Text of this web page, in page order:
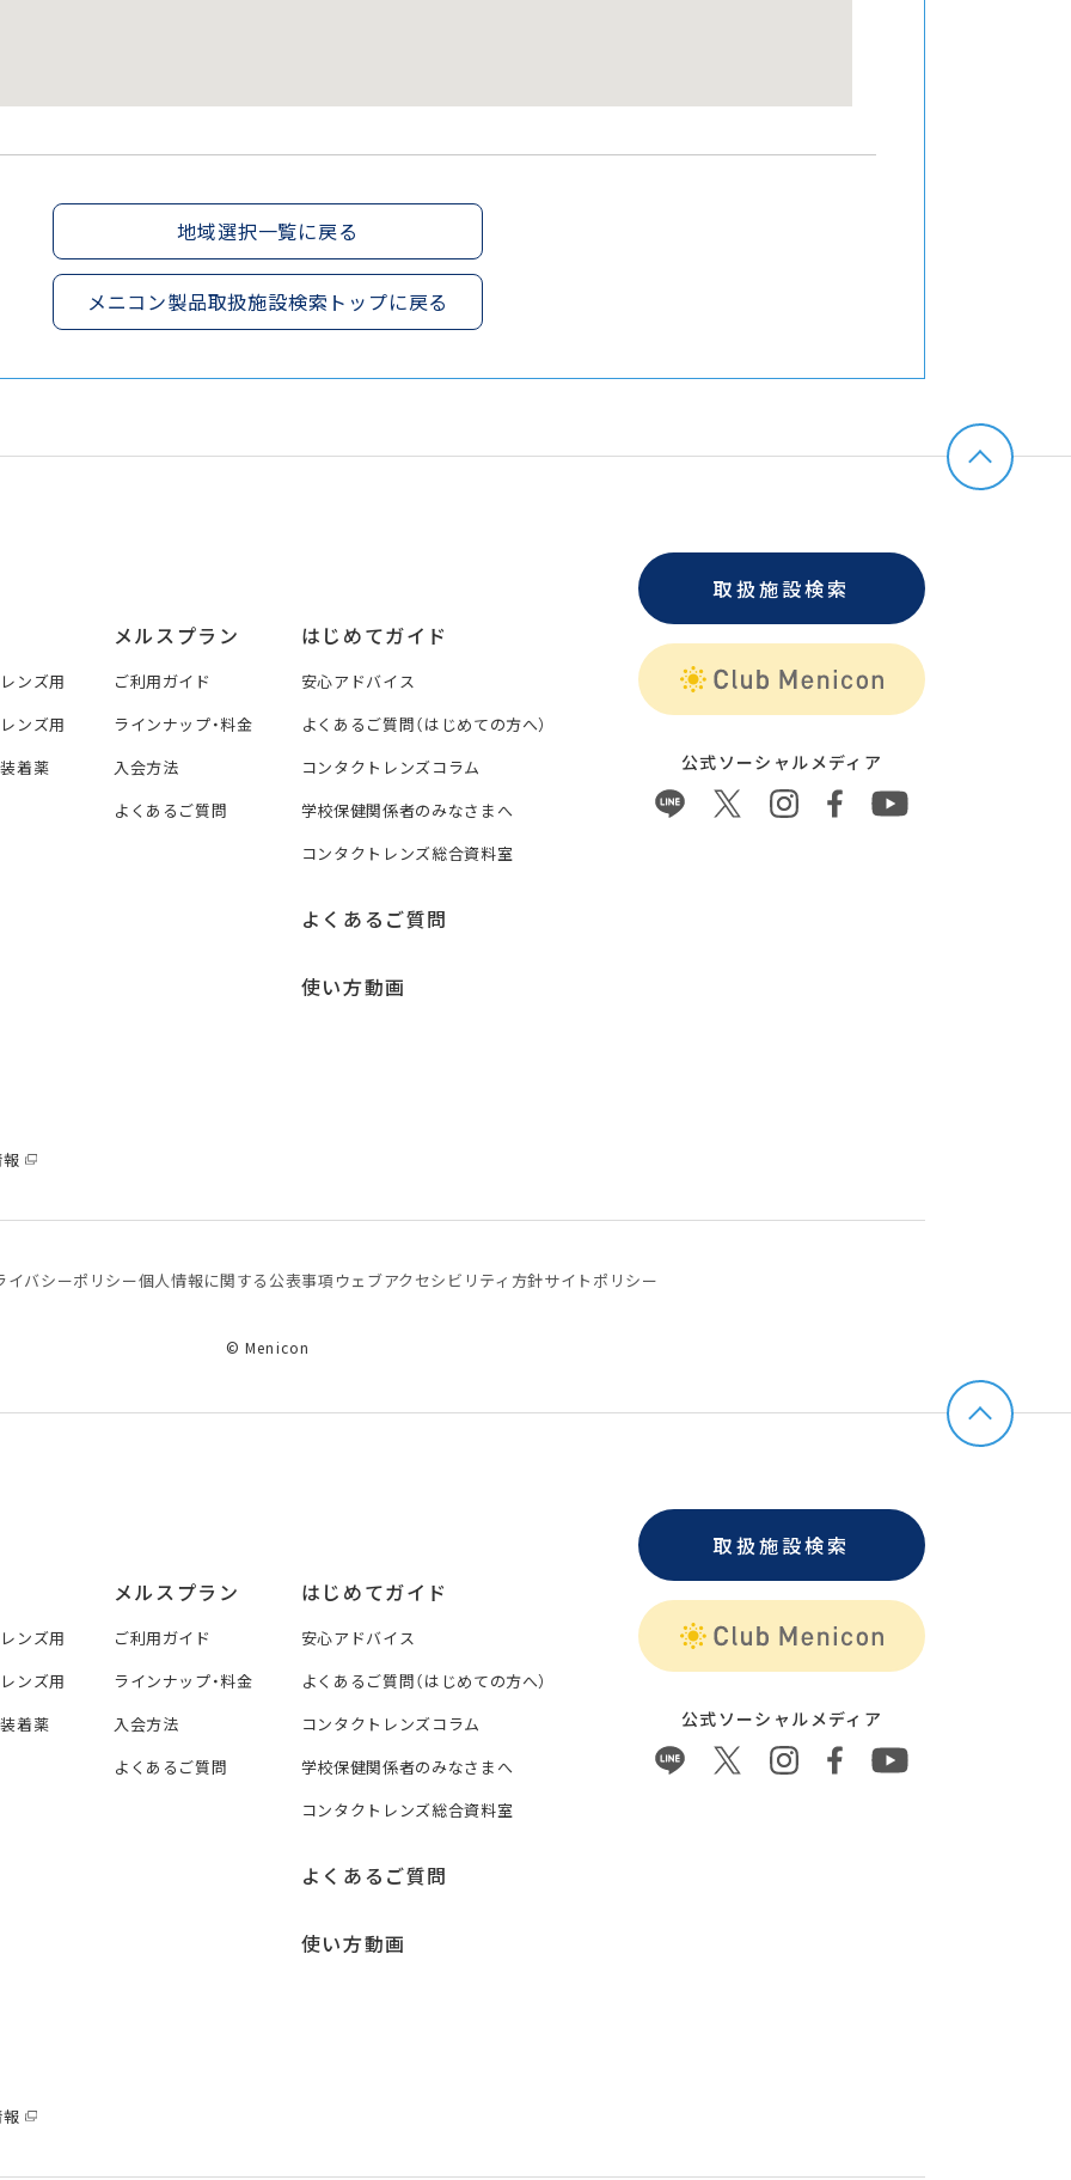
地域選択一覧に戻る
メニコン製品取扱施設検索トップに戻る
ンズ用
ンズ用
着薬
メルスプラン
ご利用ガイド
ラインナップ・料金
入会方法
よくあるご質問
はじめてガイド
安心アドバイス
よくあるご質問（はじめての方へ）
コンタクトレンズコラム
学校保健関係者のみなさまへ
コンタクトレンズ総合資料室
よくあるご質問
使い方動画
取扱施設検索
公式ソーシャルメディア
イバシーポリシー個⼈情報に関する公表事項 ウェブアクセシビリティ方針サイトポリシー
© Menicon
ンズ用
ンズ用
着薬
メルスプラン
ご利用ガイド
ラインナップ・料金
入会方法
よくあるご質問
はじめてガイド
安心アドバイス
よくあるご質問（はじめての方へ）
コンタクトレンズコラム
学校保健関係者のみなさまへ
コンタクトレンズ総合資料室
よくあるご質問
使い方動画
取扱施設検索
公式ソーシャルメディア